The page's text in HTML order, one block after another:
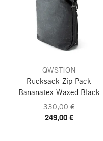
QWSTION
Rucksack Zip Pack
Bananatex Waxed Black
330,00 €
249,00 €